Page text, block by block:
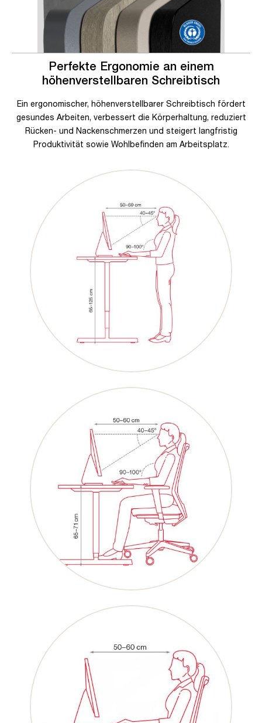
Perfekte Ergonomie an einem
höhenverstellbaren Schreibtisch
Ein ergonomischer, höhenverstellbarer Schreibtisch fördert
gesundes Arbeiten, verbessert die Körperhaltung, reduziert
Rücken- und Nackenschmerzen und steigert langfristig
Produktivität sowie Wohlbefinden am Arbeitsplatz.